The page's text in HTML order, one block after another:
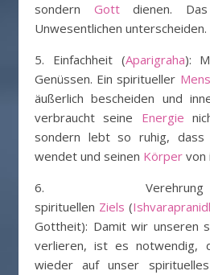
sondern Gottdienen. Das
Unwesentlichen unterscheiden.
5. Einfachheit (Aparigraha):
Genüssen. Ein spiritueller
äußerlich bescheiden und
verbraucht seine Energie
sondern lebt so ruhig, dass
wendet und seinen Körper von
6.
spirituellen Ziels (
Gottheit): Damit wir unseren
verlieren, ist es notwendig,
wieder auf unser spirituelles